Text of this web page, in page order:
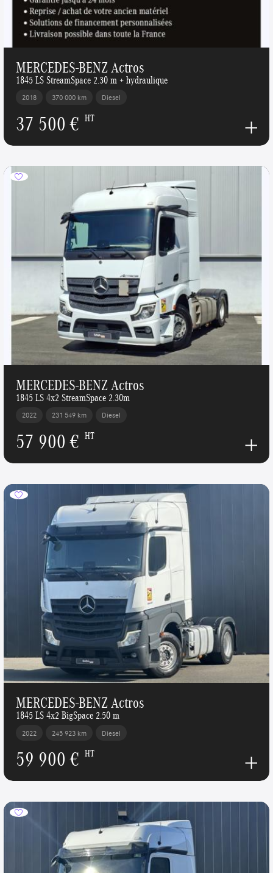
MERCEDES-BENZ Actros
1845 LS StreamSpace 2.30 m + hydraulique
2018 370 000 km Diesel
37 500 € HT
MERCEDES-BENZ Actros
1845 LS 4x2 StreamSpace 2.30m
2022 231 549 km Diesel
57 900 € HT
MERCEDES-BENZ Actros
1845 LS 4x2 BigSpace 2.50 m
2022 245 923 km Diesel
59 900 € HT